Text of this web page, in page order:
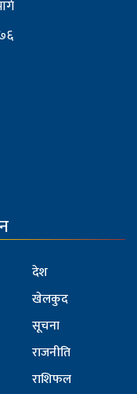
देश
खेलकुद
सूचना
राजनीति
राशिफल